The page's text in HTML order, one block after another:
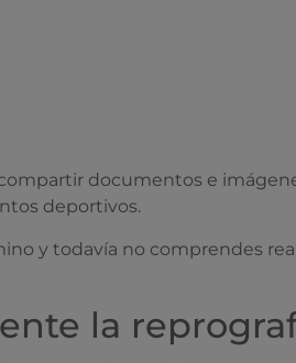
documentos e
deportivos.
y todavía no comprendes
la